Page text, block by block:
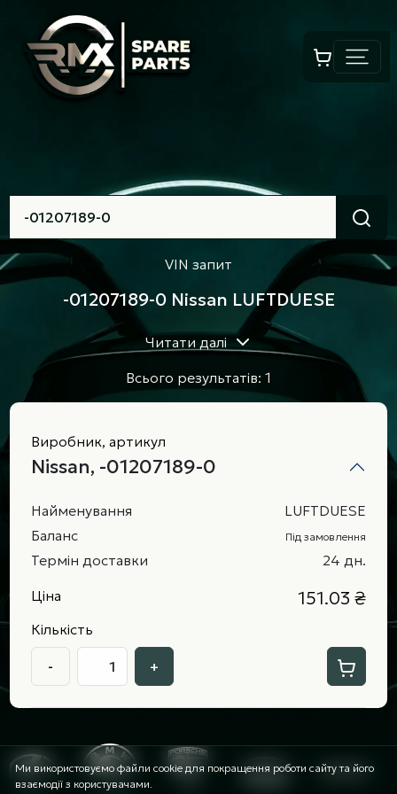
VIN запит
-01207189-0 Nissan LUFTDUESE
Читати далі
Всього результатів: 1
Виробник, артикул
Nissan, -01207189-0
Найменування
LUFTDUESE
Баланс
Під замовлення
Термін доставки
24 дн.
Ціна
151.03 ₴
Кількість
- +
Ми використовуємо файли cookie для покращення роботи сайту та його
взаємодії з користувачами.